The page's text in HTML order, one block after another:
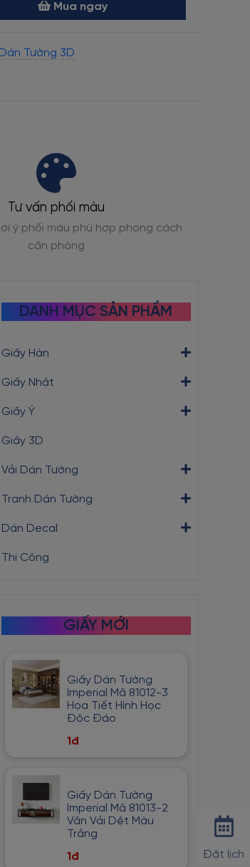
Mua ngay
Tường 3D
Chất liệu an toàn
Đạt chuẩn không VOC, an toàn cho trẻ em
DANH MỤC SẢN PHẨM
Giấy Hàn
Giấy Nhật
Giấy Ý
Giấy 3D
Vải Dán Tường
Tranh Dán Tường
Dán Decal
Thi Công
GIẤY MỚI
Giấy Dán Tường
Imperial Mã 81012-3
Họa Tiết Hình Học
Độc Đáo
1đ
Giấy Dán Tường
Imperial Mã 81013-2
Vân Vải Dệt Màu
Trắng
1đ
Đặt lịch